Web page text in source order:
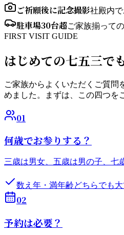
ご祈願後に記念撮影社殿内
駐車場30台超ご家族揃って
FIRST VISIT GUIDE
はじめての七五三で
ご家族からよくいただくご質問
めました。まずは、この四つを
01
何歳でお参りする？
三歳は男女、五歳は男の子、七
数え年・満年齢どちらでも
02
予約は必要？